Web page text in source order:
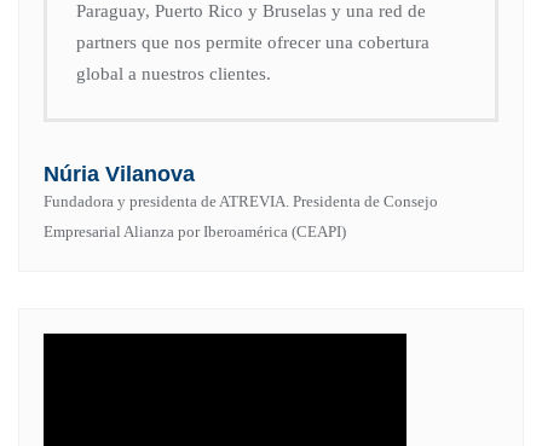
Paraguay, Puerto Rico y Bruselas y una red de
partners que nos permite ofrecer una cobertura
global a nuestros clientes.
Núria Vilanova
Fundadora y presidenta de ATREVIA. Presidenta de Consejo
Empresarial Alianza por Iberoamérica (CEAPI)